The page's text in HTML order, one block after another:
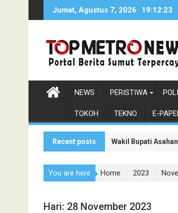
Jumat, Agustus 7, 2026 19:12:25
NEWS PERISTIWA
TOKOH TEKNO E-
Recent posts Wakil Bupati
You are here Home 2023
Hari: 28 November 2023